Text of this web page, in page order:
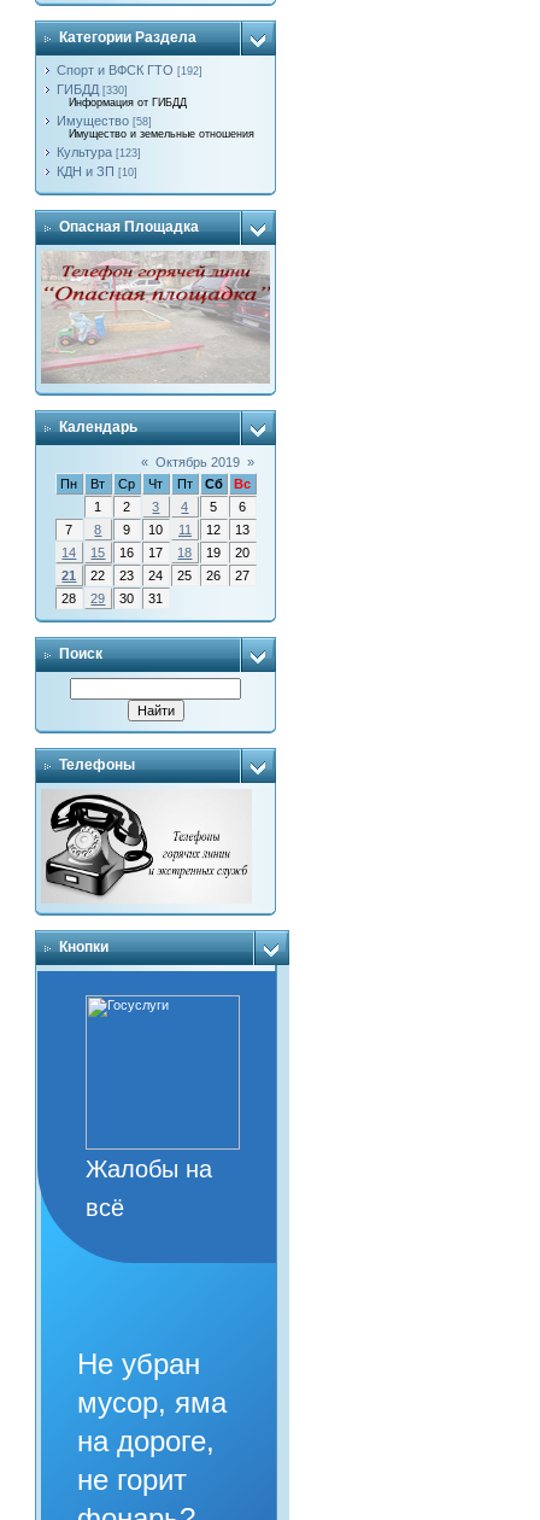
Категории Раздела
Спорт и ВФСК ГТО [192]
ГИБДД [330]
Информация от ГИБДД
Имущество [58]
Имущество и земельные отношения
Культура [123]
КДН и ЗП [10]
Опасная Площадка
Календарь
« Октябрь 2019 »
Пн
Вт Ср Чт Пт Сб
Вс
1
2 3 4 5
6
7
8 9 10 11 12
13
14
15 16 17 18 19
20
21
22 23 24 25 26
27
28
29 30 31
Поиск
Телефоны
Кнопки
Жалобы на
всё
Не убран
мусор, яма
на дороге,
не горит